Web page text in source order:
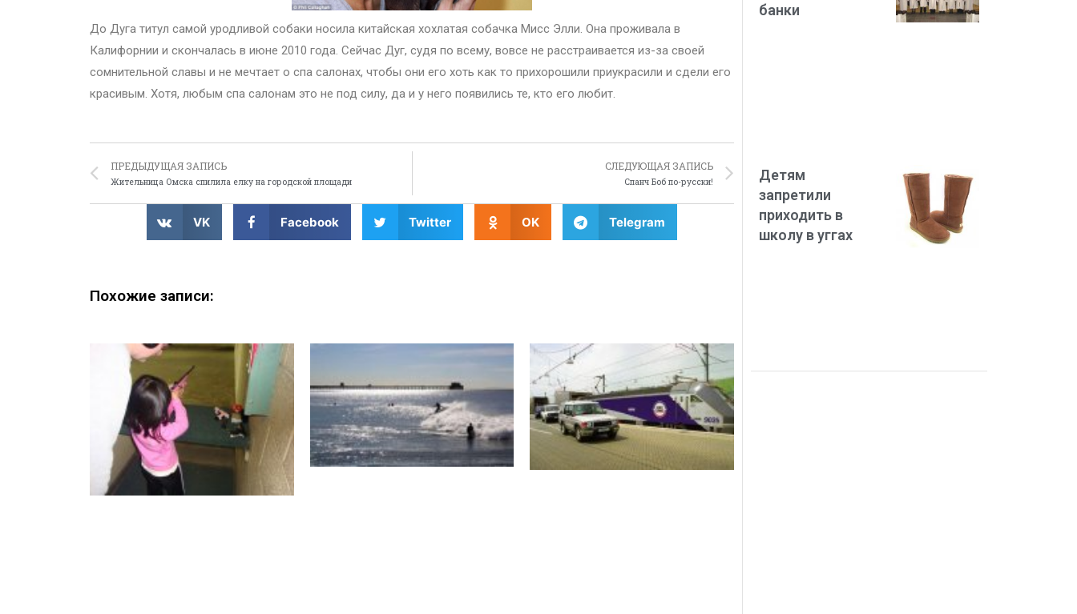
До Дуга титул самой уродливой собаки носила китайская хохлатая собачка Мисс Элли. Она проживала в
Калифорнии и скончалась в июне 2010 года. Сейчас Дуг, судя по всему, вовсе не расстраивается из-за своей
сомнительной славы и не мечтает о спа салонах, чтобы они его хоть как то прихорошили приукрасили и сдели его
красивым. Хотя, любым спа салонам это не под силу, да и у него появились те, кто его любит.
ПРЕДЫДУЩАЯ ЗАПИСЬ
Жительница Омска спилила елку на городской площади
СЛЕДУЮЩАЯ ЗАПИСЬ
Спанч Боб по-русски!
VK Facebook Twitter OK Telegram
Похожие записи:
банки
Детям
запретили
приходить в
школу в уггах